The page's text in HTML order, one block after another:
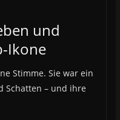
und
Ikone
Stimme. Sie war ein
Schatten – und ihre